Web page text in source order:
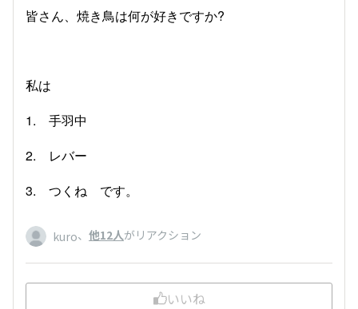
皆さん、焼き鳥は何が好きですか?
私は
1. 手羽中
2. レバー
3. つくね です。
kuro、 他12人がリアクション
いいね